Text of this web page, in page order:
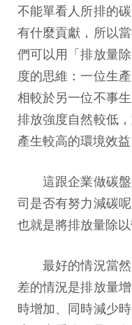
不能單看人所排的
有什麼貢獻，所以
們可以用「排放量
度的思維：一位生
相較於另一位不事
排放強度自然較低
產生較高的環境效益
這跟企業做碳盤
司是否有努力減碳
也就是將排放量除以
最好的情況當然
差的情況是排放量
時增加、同時減少